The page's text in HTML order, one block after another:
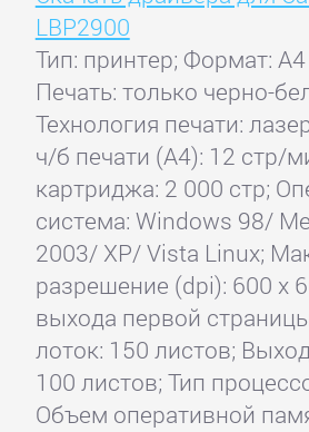
LBP2900
Тип: принтер; Формат:
Печать: только черно-
Технология печати:
ч/б печати (А4): 12 стр/
картриджа: 2 000 стр;
система: Windows 98/
2003/ XP/ Vista Linux;
разрешение (dpi): 600 x
выхода первой
лоток: 150 листов;
100 листов; Тип
Объем оперативной